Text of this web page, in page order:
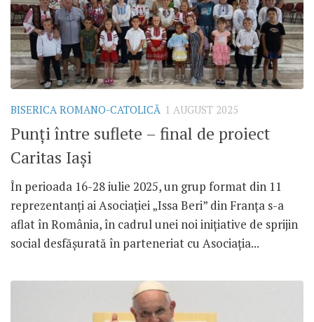
BISERICA ROMANO-CATOLICĂ 1 AUGUST 2025
Punți între suflete – final de proiect
Caritas Iași
În perioada 16-28 iulie 2025, un grup format din 11
reprezentanți ai Asociației „Issa Beri” din Franța s-a
aflat în România, în cadrul unei noi inițiative de sprijin
social desfășurată în parteneriat cu Asociația...